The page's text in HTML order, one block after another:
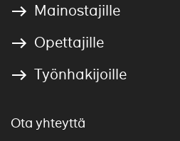
Mainostajille
Opettajille
Työnhakijoille
Ota yhteyttä